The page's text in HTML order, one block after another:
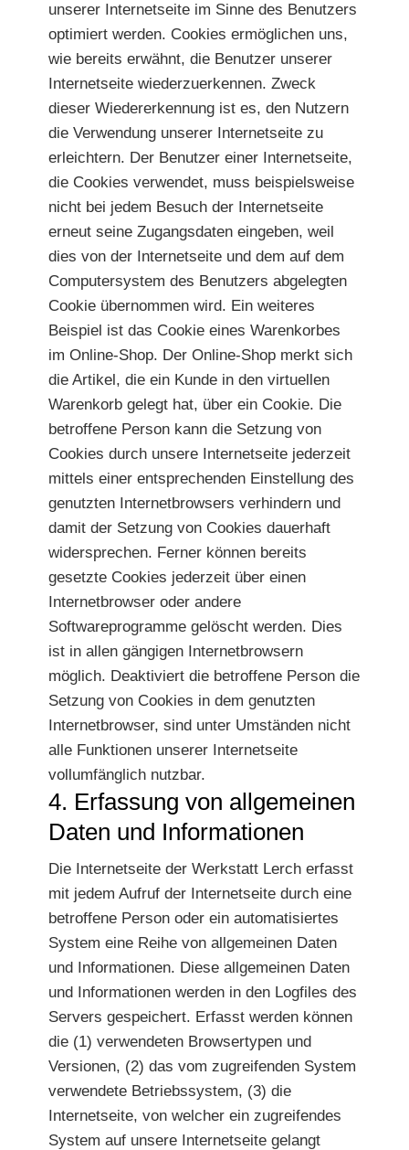
unserer Internetseite im Sinne des Benutzers
optimiert werden. Cookies ermöglichen uns,
wie bereits erwähnt, die Benutzer unserer
Internetseite wiederzuerkennen. Zweck
dieser Wiedererkennung ist es, den Nutzern
die Verwendung unserer Internetseite zu
erleichtern. Der Benutzer einer Internetseite,
die Cookies verwendet, muss beispielsweise
nicht bei jedem Besuch der Internetseite
erneut seine Zugangsdaten eingeben, weil
dies von der Internetseite und dem auf dem
Computersystem des Benutzers abgelegten
Cookie übernommen wird. Ein weiteres
Beispiel ist das Cookie eines Warenkorbes
im Online-Shop. Der Online-Shop merkt sich
die Artikel, die ein Kunde in den virtuellen
Warenkorb gelegt hat, über ein Cookie. Die
betroffene Person kann die Setzung von
Cookies durch unsere Internetseite jederzeit
mittels einer entsprechenden Einstellung des
genutzten Internetbrowsers verhindern und
damit der Setzung von Cookies dauerhaft
widersprechen. Ferner können bereits
gesetzte Cookies jederzeit über einen
Internetbrowser oder andere
Softwareprogramme gelöscht werden. Dies
ist in allen gängigen Internetbrowsern
möglich. Deaktiviert die betroffene Person die
Setzung von Cookies in dem genutzten
Internetbrowser, sind unter Umständen nicht
alle Funktionen unserer Internetseite
vollumfänglich nutzbar.
4. Erfassung von allgemeinen
Daten und Informationen
Die Internetseite der Werkstatt Lerch erfasst
mit jedem Aufruf der Internetseite durch eine
betroffene Person oder ein automatisiertes
System eine Reihe von allgemeinen Daten
und Informationen. Diese allgemeinen Daten
und Informationen werden in den Logfiles des
Servers gespeichert. Erfasst werden können
die (1) verwendeten Browsertypen und
Versionen, (2) das vom zugreifenden System
verwendete Betriebssystem, (3) die
Internetseite, von welcher ein zugreifendes
System auf unsere Internetseite gelangt